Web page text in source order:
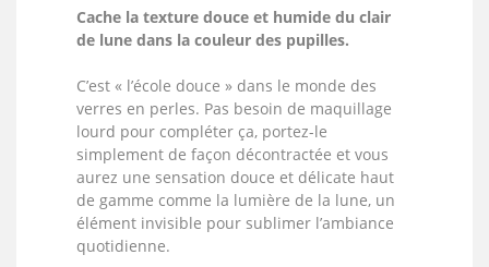
Cache la texture douce et humide du clair
de lune dans la couleur des pupilles.
C’est « l’école douce » dans le monde des
verres en perles. Pas besoin de maquillage
lourd pour compléter ça, portez-le
simplement de façon décontractée et vous
aurez une sensation douce et délicate haut
de gamme comme la lumière de la lune, un
élément invisible pour sublimer l’ambiance
quotidienne.